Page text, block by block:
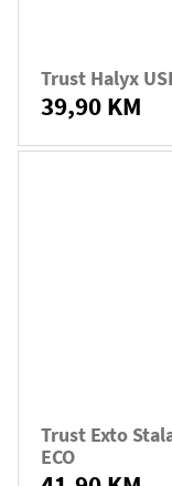
Trust Halyx
39,90 KM
Trust Exto
ECO